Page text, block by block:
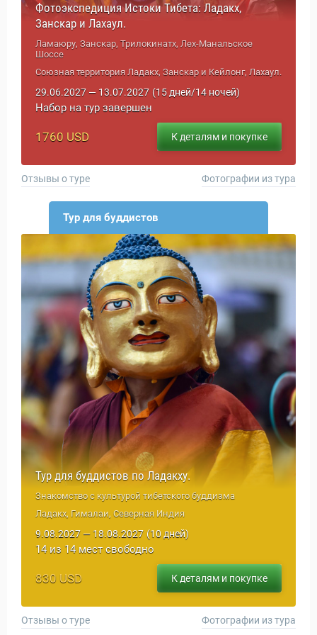
Фотоэкспедиция Истоки Тибета: Ладакх,
Занскар и Лахаул.
Ламаюру, Занскар, Трилокинатх, Лех-Манальское
Шоссе
Союзная территория Ладакх, Занскар и Кейлонг, Лахаул.
29.06.2027 — 13.07.2027 (15 дней/14 ночей)
Набор на тур завершен
1760 USD К деталям и покупке
Отзывы о туре Фотографии из тура
Тур для буддистов
Тур для буддистов по Ладакху.
Знакомство с культурой тибетского буддизма
Ладакх, Гималаи, Северная Индия
9.08.2027 — 18.08.2027 (10 дней)
14 из 14 мест свободно
830 USD К деталям и покупке
Отзывы о туре Фотографии из тура